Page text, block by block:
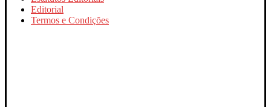
Editorial
Termos e Condições